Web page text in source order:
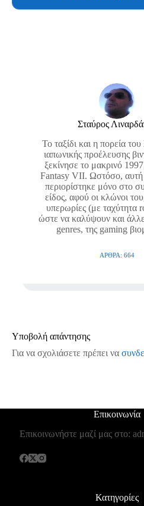
Σταύρος
Το ταξίδι και η πορεία
ιαπωνικής προέλευσης
ξεκίνησε το μακρινό
Fantasy VII. Ωστόσο, αυτή
περιορίστηκε μόνο στο
είδος, αφού οι κλώνοι
υπερωρίες (με ταχύτητα
ώστε να καλύψουν και
genres, της gaming
ΆΡΘΡΑ: 664
Υποβολή απάντησης
Για να σχολιάσετε πρέπει να
Επικοινωνία
Επικοινωνήστε μαζί μας στο:
Κατηγορίες